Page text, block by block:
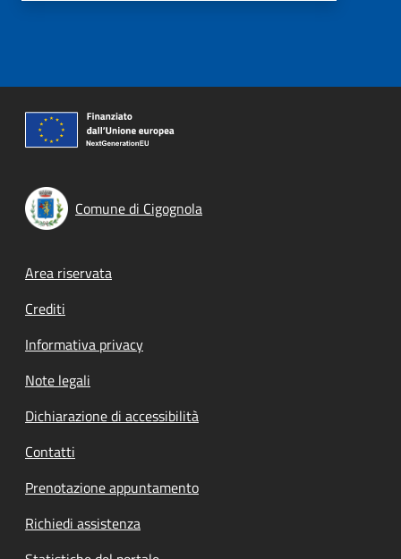
Comune di Cigognola
Footer menu
Area riservata
Crediti
Informativa privacy
Note legali
Dichiarazione di accessibilità
Contatti
Prenotazione appuntamento
Richiedi assistenza